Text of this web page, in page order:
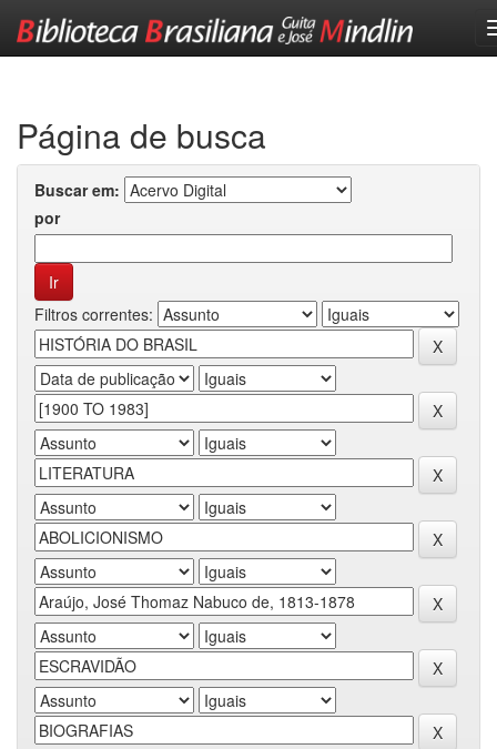
Página de busca
Buscar em:
por
Filtros correntes: